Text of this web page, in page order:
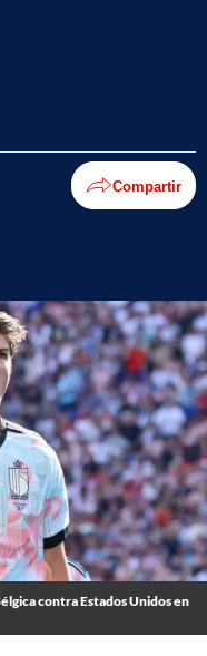
Compartir
contra Estados Unidos en